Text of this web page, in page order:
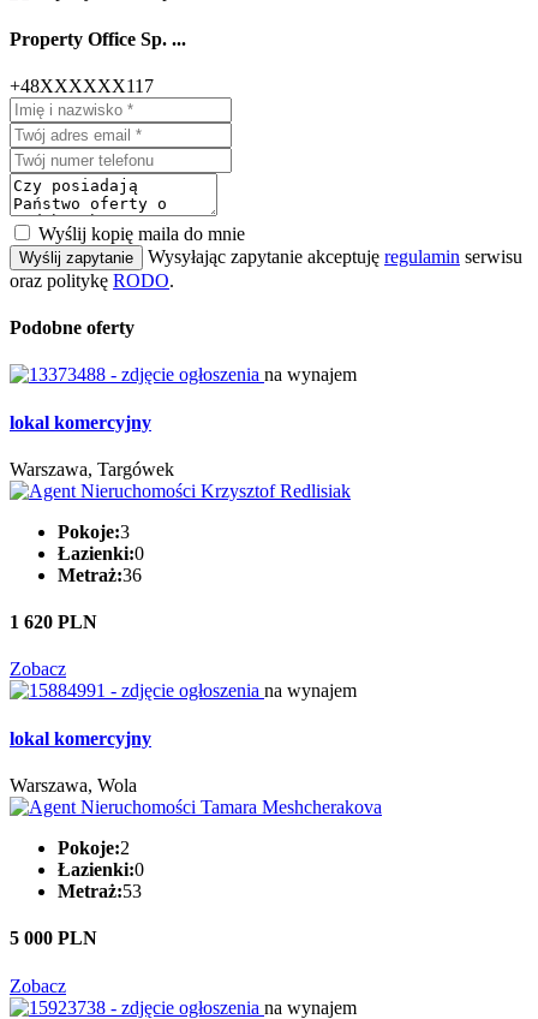
Property Office Sp. ...
+48XXXXXX117
Wyślij kopię maila do mnie
Wyślij zapytanie Wysyłając zapytanie akceptuję regulamin serwisu
oraz politykę RODO.
Podobne oferty
na wynajem
lokal komercyjny
Warszawa, Targówek
Pokoje:3
Łazienki:0
Metraż:36
1 620 PLN
Zobacz
na wynajem
lokal komercyjny
Warszawa, Wola
Pokoje:2
Łazienki:0
Metraż:53
5 000 PLN
Zobacz
na wynajem